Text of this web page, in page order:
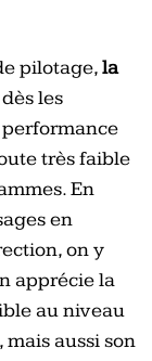
pilotage,la
les
très faible
En
en
on y
apprécie la
au niveau
aussi son